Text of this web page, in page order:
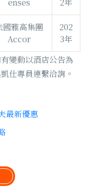
國雅高集團
Accor
202
3年
變動以酒店公告為
仕專員連繫洽詢。
最新優惠